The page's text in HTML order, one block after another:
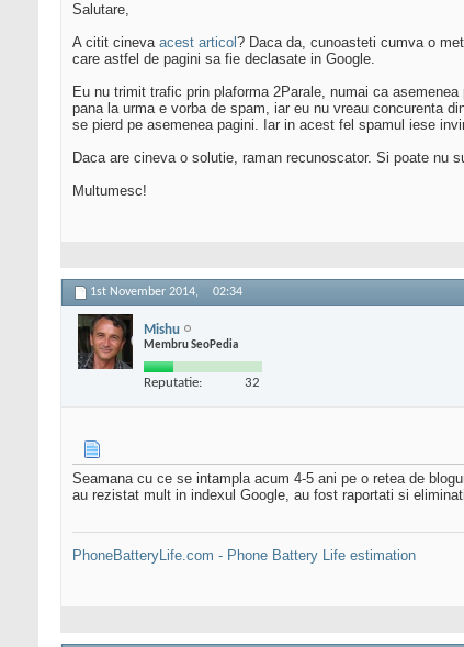
Salutare,
A citit cineva acest articol ? Daca da, cunoasteti cumva o
care astfel de pagini sa fie declasate in Google.
Eu nu trimit trafic prin plaforma 2Parale, numai ca
pana la urma e vorba de spam, iar eu nu vreau concurenta
se pierd pe asemenea pagini. Iar in acest fel spamul iese
Daca are cineva o solutie, raman recunoscator. Si poate nu
Multumesc!
1st November 2014, 02:34
Mishu
Membru SeoPedia
Reputatie: 32
Seamana cu ce se intampla acum 4-5 ani pe o retea de
au rezistat mult in indexul Google, au fost raportati si
PhoneBatteryLife.com - Phone Battery Life estimation